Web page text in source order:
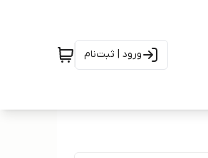
ورود | ثبت‌نام